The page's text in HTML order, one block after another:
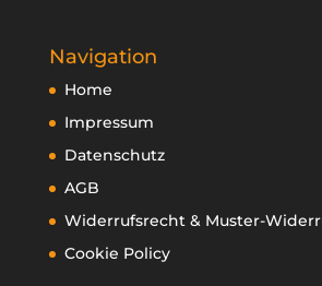
Navigation
Home
Impressum
Datenschutz
AGB
Widerrufsrecht & Muster-
Cookie Policy